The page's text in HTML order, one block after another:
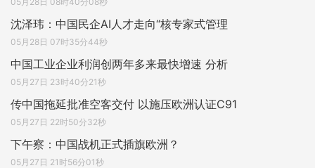
沈泽玮：中国民企AI人才走向“核专家式管理
05月28日 07时35分44秒
中国工业企业利润创两年多来最快增速 分析
05月27日 23时40分21秒
传中国拖延批准空客交付 以施压欧洲认证C91
05月27日 22时50分32秒
下午察：中国战机正式插旗欧洲？
05月27日 21时56分01秒